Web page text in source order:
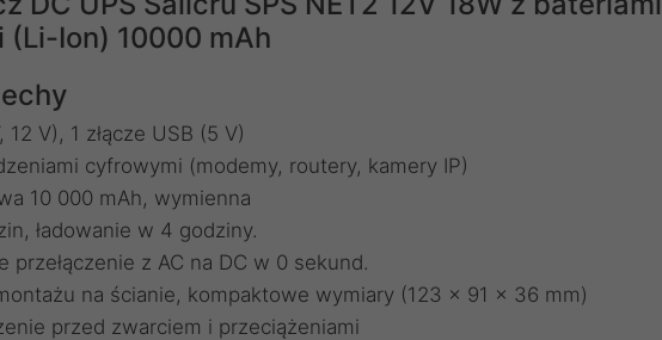
Ion) 10000 mAh
12 V), 1 złącze USB (5 V)
cyfrowymi (modemy, routery, kamery IP)
10 000 mAh, wymienna
ładowanie w 4 godziny.
przełączenie z AC na DC w 0 sekund.
na ścianie, kompaktowe wymiary (123 x 91 x 36 mm)
przed zwarciem i przeciążeniami